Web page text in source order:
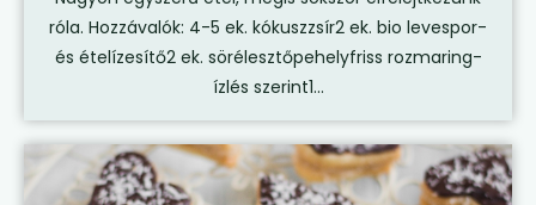
róla. Hozzávalók: 4-5 ek. kókuszzsír2 ek. bio levespor-
és ételízesítő2 ek. sörélesztőpehelyfriss rozmaring-
ízlés szerint1...